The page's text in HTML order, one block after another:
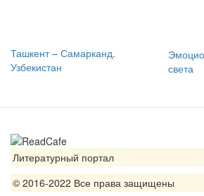
Ташкент – Самарканд.
Узбекистан
света
Литературный портал
© 2016-2022 Все права защищены